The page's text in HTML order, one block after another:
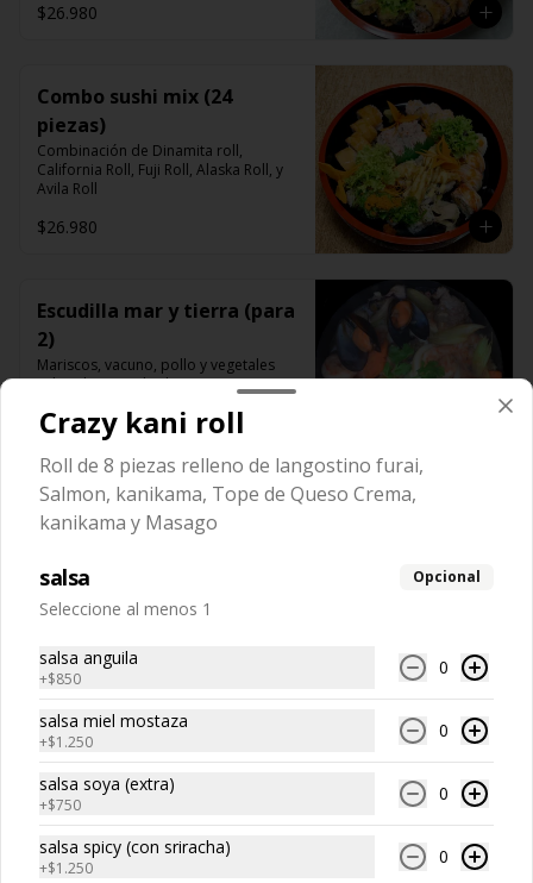
$26.980
Combo sushi mix (24
piezas)
Combinación de Dinamita roll,
California Roll, Fuji Roll, Alaska Roll, y
Avila Roll
$26.980
Escudilla mar y tierra (para
2)
Mariscos, vacuno, pollo y vegetales
salteados en salsa hoisin,
$19.980
Conócenos
Llámanos +56 229441662
Términos y condiciones
Política de privacidad
Crazy kani roll
Roll de 8 piezas relleno de langostino furai,
Salmon, kanikama, Tope de Queso Crema,
kanikama y Masago
salsa Opcional
Seleccione al menos 1
salsa anguila
+$850
0
salsa miel mostaza
+$1.250
0
salsa soya (extra)
+$750
0
salsa spicy (con sriracha)
+$1.250
0